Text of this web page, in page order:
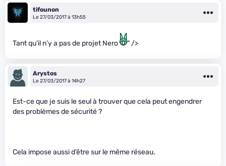
tifounon
Le 27/03/2017 à 13h55
Tant qu’il n’y a pas de projet Nero " />
Arystos
Le 27/03/2017 à 14h27
Est-ce que je suis le seul à trouver que cela peut engendrer
des problèmes de sécurité ?
Cela impose aussi d’être sur le même réseau.